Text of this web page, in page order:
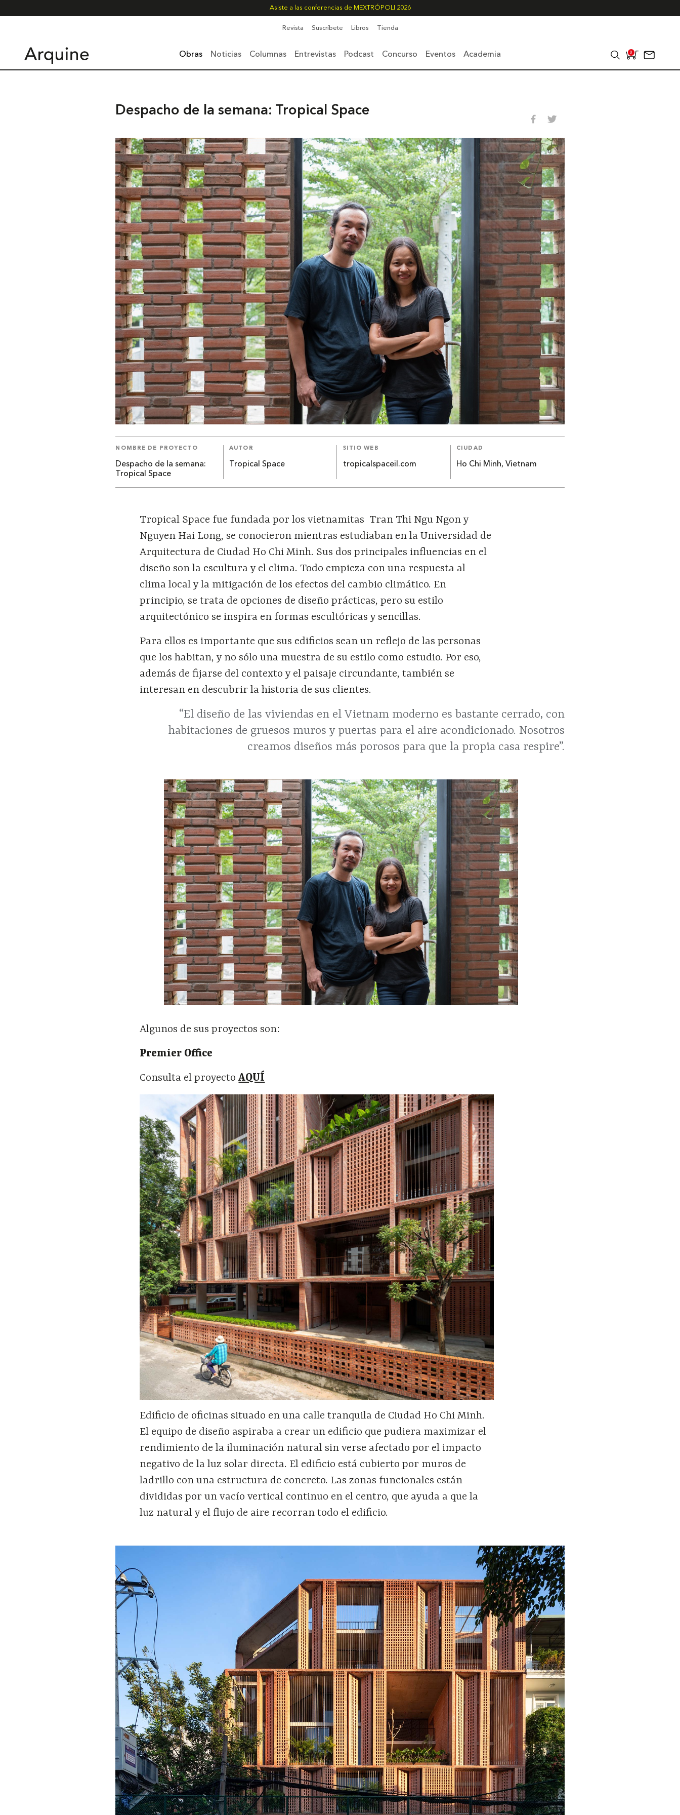
Asiste a las conferencias de MEXTRÓPOLI 2026
Revista Suscríbete Libros Tienda
Obras Noticias Columnas Entrevistas Podcast Concurso Eventos Academia 0
Despacho de la semana: Tropical Space
NOMBRE DE PROYECTO
Despacho de la semana:
Tropical Space
AUTOR
Tropical Space
SITIO WEB
tropicalspaceil.com
CIUDAD
Ho Chi Minh, Vietnam
Tropical Space fue fundada por los vietnamitas Tran Thi Ngu Ngon y
Nguyen Hai Long, se conocieron mientras estudiaban en la Universidad de
Arquitectura de Ciudad Ho Chi Minh. Sus dos principales influencias en el
diseño son la escultura y el clima. Todo empieza con una respuesta al
clima local y la mitigación de los efectos del cambio climático. En
principio, se trata de opciones de diseño prácticas, pero su estilo
arquitectónico se inspira en formas escultóricas y sencillas.
Para ellos es importante que sus edificios sean un reflejo de las personas
que los habitan, y no sólo una muestra de su estilo como estudio. Por eso,
además de fijarse del contexto y el paisaje circundante, también se
interesan en descubrir la historia de sus clientes.
“El diseño de las viviendas en el Vietnam moderno es bastante cerrado, con
habitaciones de gruesos muros y puertas para el aire acondicionado. Nosotros
creamos diseños más porosos para que la propia casa respire”.
Algunos de sus proyectos son:
Premier Office
Consulta el proyectoAQUÍ
Edificio de oficinas situado en una calle tranquila de Ciudad Ho Chi Minh.
El equipo de diseño aspiraba a crear un edificio que pudiera maximizar el
rendimiento de la iluminación natural sin verse afectado por el impacto
negativo de la luz solar directa. El edificio está cubierto por muros de
ladrillo con una estructura de concreto. Las zonas funcionales están
divididas por un vacío vertical continuo en el centro, que ayuda a que la
luz natural y el flujo de aire recorran todo el edificio.